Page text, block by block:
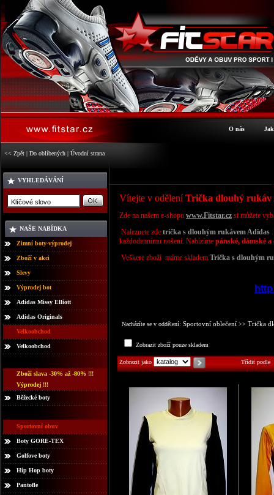
O nás
<< Zpět | Do oblíbených | Úvodní strana
VYHLEDÁVÁNÍ
NAŠE NABÍDKA
Zimní boty-výprodej
Zboží v akci
Slevy
Výprodej bot
Adidas Missy Elliott
Adidas Originals
Velkoobchod
Velkoobchod
Zboží slava -30% až -80% !!!
Výprodej !!!
Běžecké boty
Sportovní obuv
Boty GORE-TEX
Golfove boty
Hip Hop boty
Pantofle
Vítejte v oděleníTrička dlouhý rukáv
Zde na našem e-shopu www.Fitstar.cz si můžete
Naleznete zde trička s dlouhým rukávem Adidas
každodennímu nošení. Nabízíme pánské, dámské
Veškere zboží máme skladem.Trička s dlouhým
Nacházíte se v oddělení: Sportovní oblečení >> Trička
Zobrazit zboží pouze skladem
Zobrazit jako Třídit podle